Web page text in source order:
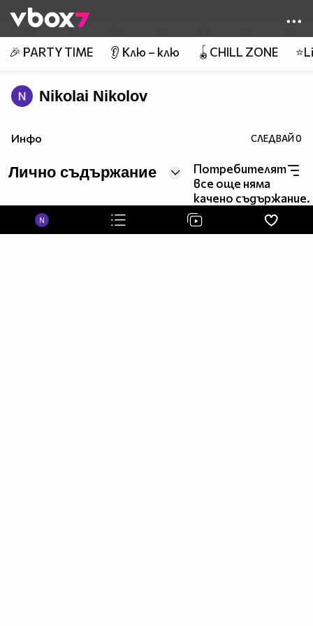
👾
🎉 PARTY TIME 👂 Клю – клю 🪀CHILL ZONE
Nikolai Nikolov
Инфо СЛЕДВАЙ0
Лично съдържание
Потребителят
все още няма
качено съдържание.